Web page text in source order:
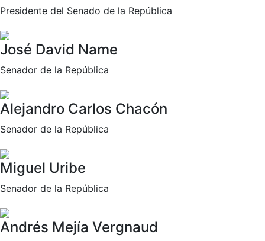
Presidente del Senado de la República
José David Name
Senador de la República
Alejandro Carlos Chacón
Senador de la República
Miguel Uribe
Senador de la República
Andrés Mejía Vergnaud